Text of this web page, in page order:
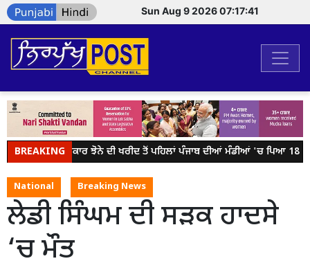
Sun Aug 9 2026 07:17:41
BREAKING
ਕੇਂਦਰ ਸਰਕਾਰ ਝੋਨੇ ਦੀ ਖਰੀਦ ਤੋਂ ਪਹਿਲਾਂ ਪੰਜਾਬ ਦੀਆਂ ਮੰਡੀਆਂ 'ਚ ਪਿਆ 18 ਲੱਖ
National Breaking News
ਲੇਡੀ ਸਿੰਘਮ ਦੀ ਸੜਕ ਹਾਦਸੇ
‘ਚ ਮੌਤ